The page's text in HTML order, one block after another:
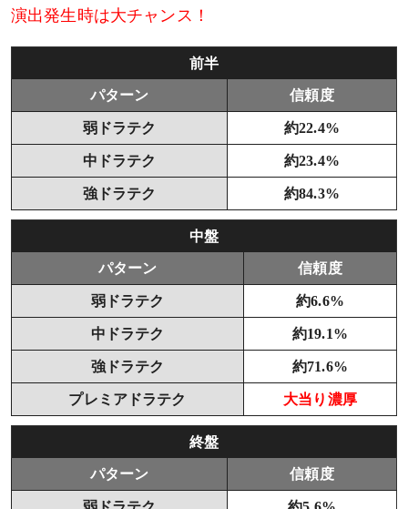
演出発生時は大チャンス！
前半
パターン 信頼度
弱ドラテク 約22.4%
中ドラテク 約23.4%
強ドラテク 約84.3%
中盤
パターン 信頼度
弱ドラテク 約6.6%
中ドラテク 約19.1%
強ドラテク 約71.6%
プレミアドラテク 大当り濃厚
終盤
パターン 信頼度